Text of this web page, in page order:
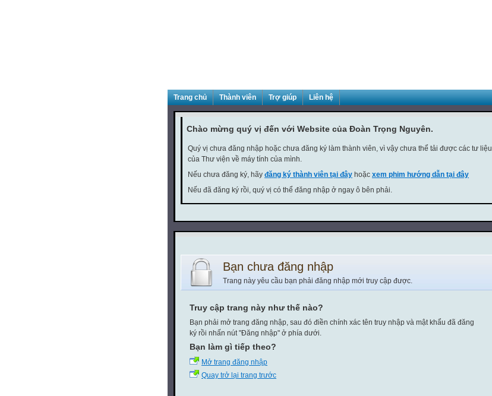
Trang chủ Thành viên Trợ giúp Liên hệ
Chào mừng quý vị đến với Website của Đoàn Trọng Nguyên.
Quý vị chưa đăng nhập hoặc chưa đăng ký làm thành viên, vì vậy chưa thể tải được các tư liệu
của Thư viện về máy tính của mình.
Nếu chưa đăng ký, hãy đăng ký thành viên tại đây hoặc xem phim hướng dẫn tại đây
Nếu đã đăng ký rồi, quý vị có thể đăng nhập ở ngay ô bên phải.
Bạn chưa đăng nhập
Trang này yêu cầu bạn phải đăng nhập mới truy cập được.
Truy cập trang này như thế nào?
Bạn phải mở trang đăng nhập, sau đó điền chính xác tên truy nhập và mật khẩu đã đăng
ký rồi nhấn nút "Đăng nhập" ở phía dưới.
Bạn làm gì tiếp theo?
Mở trang đăng nhập
Quay trở lại trang trước